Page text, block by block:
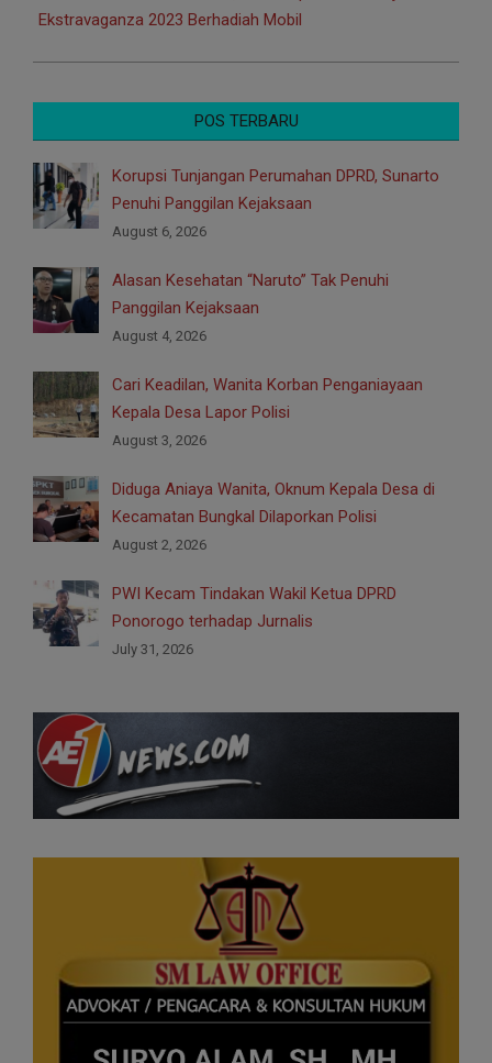
Ekstravaganza 2023 Berhadiah Mobil
POS TERBARU
Korupsi Tunjangan Perumahan DPRD, Sunarto
Penuhi Panggilan Kejaksaan
August 6, 2026
Alasan Kesehatan “Naruto” Tak Penuhi
Panggilan Kejaksaan
August 4, 2026
Cari Keadilan, Wanita Korban Penganiayaan
Kepala Desa Lapor Polisi
August 3, 2026
Diduga Aniaya Wanita, Oknum Kepala Desa di
Kecamatan Bungkal Dilaporkan Polisi
August 2, 2026
PWI Kecam Tindakan Wakil Ketua DPRD
Ponorogo terhadap Jurnalis
July 31, 2026